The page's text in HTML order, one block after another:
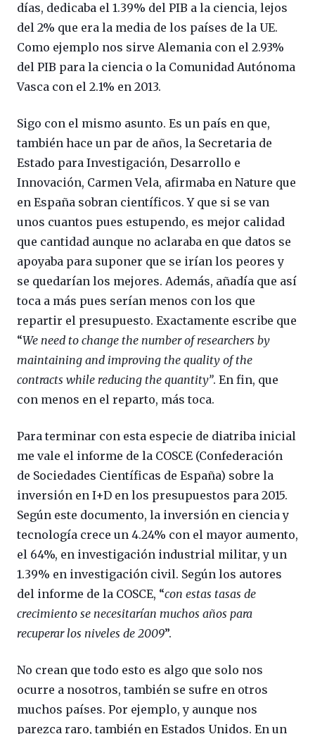
días, dedicaba el 1.39% del PIB a la ciencia, lejos
del 2% que era la media de los países de la UE.
Como ejemplo nos sirve Alemania con el 2.93%
del PIB para la ciencia o la Comunidad Autónoma
Vasca con el 2.1% en 2013.
Sigo con el mismo asunto. Es un país en que,
también hace un par de años, la Secretaria de
Estado para Investigación, Desarrollo e
Innovación, Carmen Vela, afirmaba en Nature que
en España sobran científicos. Y que si se van
unos cuantos pues estupendo, es mejor calidad
que cantidad aunque no aclaraba en que datos se
apoyaba para suponer que se irían los peores y
se quedarían los mejores. Además, añadía que así
toca a más pues serían menos con los que
repartir el presupuesto. Exactamente escribe que
“We need to change the number of researchers by
maintaining and improving the quality of the
contracts while reducing the quantity”. En fin, que
con menos en el reparto, más toca.
Para terminar con esta especie de diatriba inicial
me vale el informe de la COSCE (Confederación
de Sociedades Científicas de España) sobre la
inversión en I+D en los presupuestos para 2015.
Según este documento, la inversión en ciencia y
tecnología crece un 4.24% con el mayor aumento,
el 64%, en investigación industrial militar, y un
1.39% en investigación civil. Según los autores
del informe de la COSCE, “con estas tasas de
crecimiento se necesitarían muchos años para
recuperar los niveles de 2009”.
No crean que todo esto es algo que solo nos
ocurre a nosotros, también se sufre en otros
muchos países. Por ejemplo, y aunque nos
parezca raro, también en Estados Unidos. En un